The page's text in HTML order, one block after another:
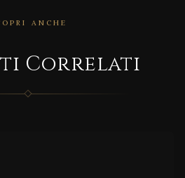
ANCHE
Correlati